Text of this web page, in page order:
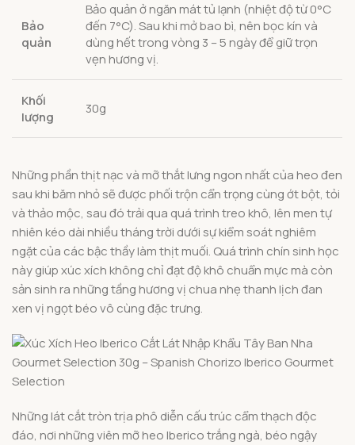
Bảo
quản
Bảo quản ở ngăn mát tủ lạnh (nhiệt độ từ 0°C
đến 7°C). Sau khi mở bao bì, nên bọc kín và
dùng hết trong vòng 3 – 5 ngày để giữ trọn
vẹn hương vị.
Khối
lượng
30g
Những phần thịt nạc và mỡ thắt lưng ngon nhất của heo đen
sau khi băm nhỏ sẽ được phối trộn cẩn trọng cùng ớt bột, tỏi
và thảo mộc, sau đó trải qua quá trình treo khô, lên men tự
nhiên kéo dài nhiều tháng trời dưới sự kiểm soát nghiêm
ngặt của các bậc thầy làm thịt muối. Quá trình chín sinh học
này giúp xúc xích không chỉ đạt độ khô chuẩn mực mà còn
sản sinh ra những tầng hương vị chua nhẹ thanh lịch đan
xen vị ngọt béo vô cùng đặc trưng.
Những lát cắt tròn trịa phô diễn cấu trúc cẩm thạch độc
đáo, nơi những viên mỡ heo Iberico trắng ngà, béo ngậy